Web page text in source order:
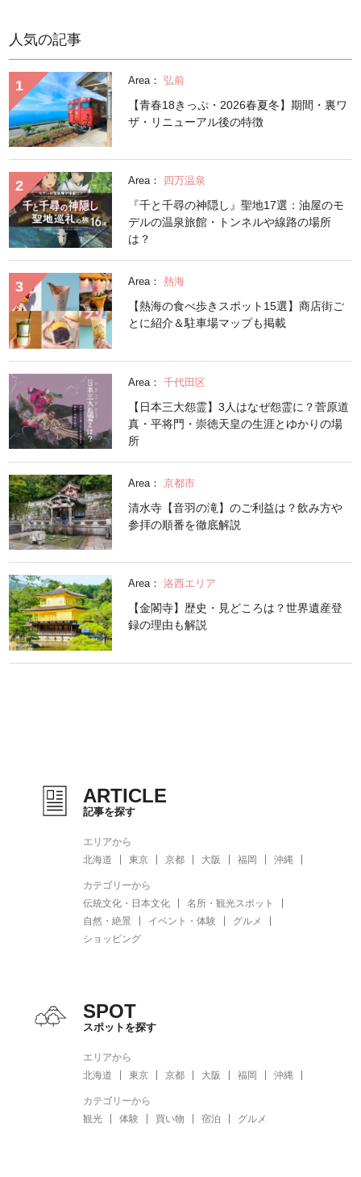
人気の記事
Area： 弘前
【青春18きっぷ・2026春夏冬】期間・裏ワ
ザ・リニューアル後の特徴
Area： 四万温泉
『千と千尋の神隠し』聖地17選：油屋のモ
デルの温泉旅館・トンネルや線路の場所
は？
Area： 熱海
【熱海の食べ歩きスポット15選】商店街ご
とに紹介＆駐車場マップも掲載
Area： 千代田区
【日本三大怨霊】3人はなぜ怨霊に？菅原道
真・平将門・崇徳天皇の生涯とゆかりの場
所
Area： 京都市
清水寺【音羽の滝】のご利益は？飲み方や
参拝の順番を徹底解説
Area： 洛西エリア
【金閣寺】歴史・見どころは？世界遺産登
録の理由も解説
ARTICLE
記事を探す
エリアから
北海道
東京 京都 大阪 福岡 沖縄
カテゴリーから
伝統文化・日本文化
名所・観光スポット
自然・絶景
イベント・体験
グルメ
ショッピング
SPOT
スポットを探す
エリアから
北海道
東京 京都 大阪 福岡 沖縄
カテゴリーから
観光
体験 買い物 宿泊 グルメ